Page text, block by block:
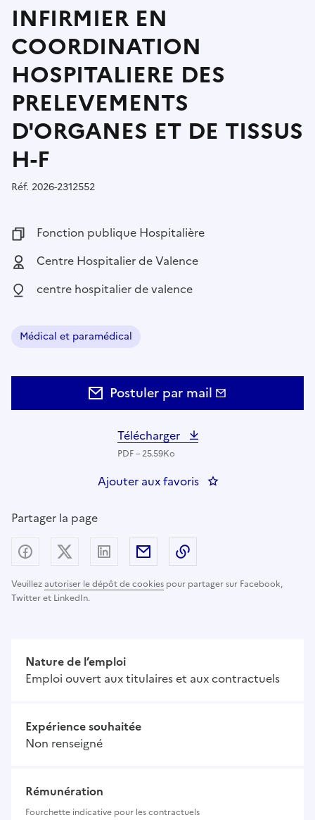
INFIRMIER EN
COORDINATION
HOSPITALIERE DES
PRELEVEMENTS
D'ORGANES ET DE TISSUS
H-F
Réf. Référence :
2026-2312552
Fonction publique :
Fonction publique Hospitalière
Employeur :
Centre Hospitalier de Valence
Localisation :
centre hospitalier de valence
Domaine :
Médical et paramédical
Postuler par mail
Télécharger
PDF – 25.59Ko
Ajouter aux favoris : INFIRMIER EN
Partager la page
Veuillezautoriser le dépôt de cookies pour partager sur Facebook,
Twitter et LinkedIn.
Partager sur Facebook
Partager sur X (anciennement Twitter) -
Partager sur LinkedIn
Partager par email
Nature de l’emploi
Emploi ouvert aux titulaires et aux contractuels
Expérience souhaitée
Non renseigné
Rémunération
Fourchette indicative pour les contractuels